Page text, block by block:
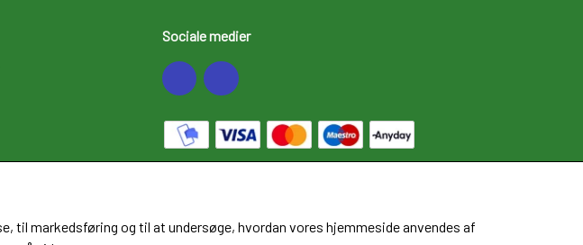
Sociale medier
til markedsføring og til at undersøge, hvordan vores hjemmeside anvendes af